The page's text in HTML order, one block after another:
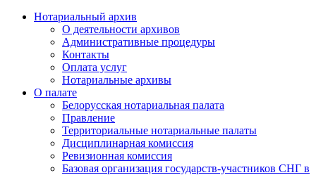
Нотариальный архив
О деятельности архивов
Административные процедуры
Контакты
Оплата услуг
Нотариальные архивы
О палате
Белорусская нотариальная палата
Правление
Территориальные нотариальные палаты
Дисциплинарная комиссия
Ревизионная комиссия
Базовая организация государств-участников СНГ в